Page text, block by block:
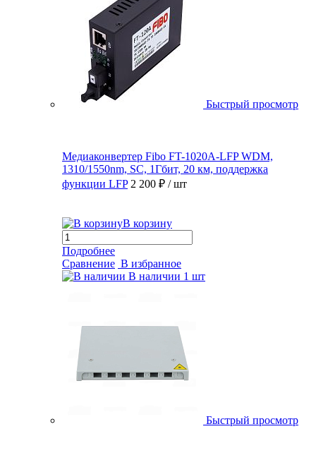
Быстрый просмотр
Медиаконвертер Fibo FT-1020A-LFP WDM,
1310/1550nm, SC, 1Гбит, 20 км, поддержка
функции LFP 2 200 ₽ / шт
В корзину
Подробнее
Сравнение В избранное
В наличии 1 шт
Быстрый просмотр